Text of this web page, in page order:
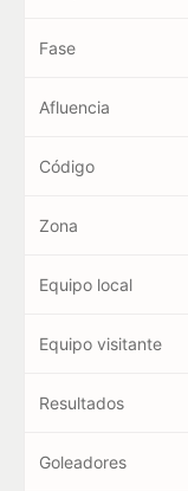
Fase
Afluencia
Código
Zona
Equipo local
Equipo visitante
Resultados
Goleadores